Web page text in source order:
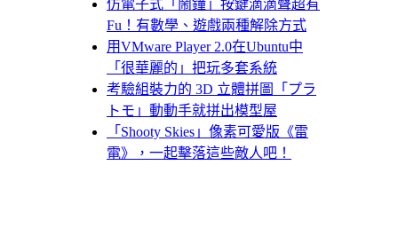
仿電子式「鬧鐘」按鍵滴滴聲超有
Fu！有數學、遊戲兩種解除方式
用VMware Player 2.0在Ubuntu中
「很華麗的」把玩多套系統
考驗組裝力的 3D 立體拼圖「プラ
トモ」動動手就拼出模型屋
「Shooty Skies」像素可愛版《雷
電》，一起擊落這些敵人吧！